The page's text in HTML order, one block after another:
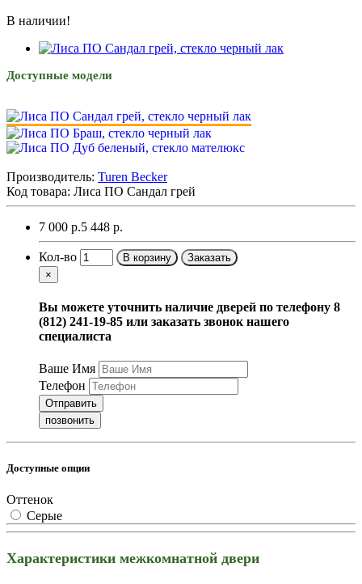
В наличии!
Доступные модели
Производитель: Turen Becker
Код товара: Лиса ПО Сандал грей
7 000 р.5 448 р.
Кол-во В корзину
Заказать
×
Вы можете уточнить наличие дверей по телефону 8
(812) 241-19-85 или заказать звонок нашего
специалиста
Ваше Имя
Телефон
Отправить
позвонить
Доступные опции
Оттенок
Серые
Характеристики межкомнатной двери